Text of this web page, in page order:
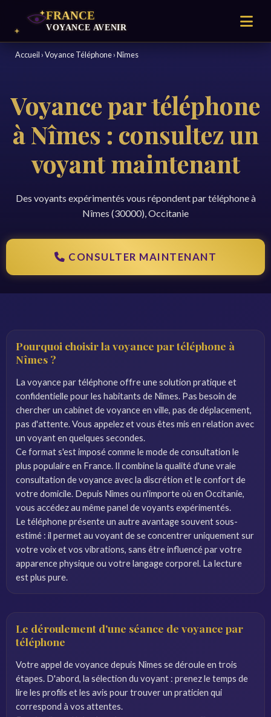
Accueil ›Voyance Téléphone›Nîmes
Voyance par téléphone
à Nîmes : consultez un
voyant maintenant
Des voyants expérimentés vous répondent par téléphone à
Nîmes (30000), Occitanie
CONSULTER MAINTENANT
Pourquoi choisir la voyance par téléphone à
Nîmes ?
La voyance par téléphone offre une solution pratique et
confidentielle pour les habitants de Nîmes. Pas besoin de
chercher un cabinet de voyance en ville, pas de déplacement,
pas d'attente. Vous appelez et vous êtes mis en relation avec
un voyant en quelques secondes.
Ce format s'est imposé comme le mode de consultation le
plus populaire en France. Il combine la qualité d'une vraie
consultation de voyance avec la discrétion et le confort de
votre domicile. Depuis Nîmes ou n'importe où en Occitanie,
vous accédez au même panel de voyants expérimentés.
Le téléphone présente un autre avantage souvent sous-
estimé : il permet au voyant de se concentrer uniquement sur
votre voix et vos vibrations, sans être influencé par votre
apparence physique ou votre langage corporel. La lecture
est plus pure.
Le déroulement d'une séance de voyance par
téléphone
Votre appel de voyance depuis Nîmes se déroule en trois
étapes. D'abord, la sélection du voyant : prenez le temps de
lire les profils et les avis pour trouver un praticien qui
correspond à vos attentes.